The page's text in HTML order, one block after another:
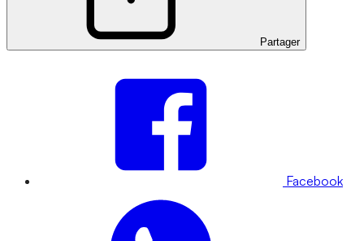
Partager
Facebook